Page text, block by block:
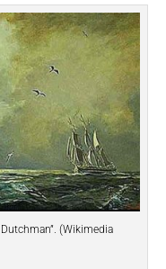
(Wikimedia